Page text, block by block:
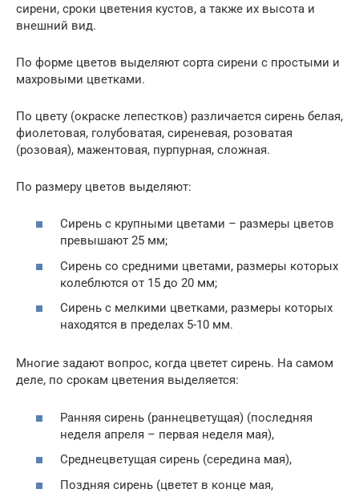
сирени, сроки цветения кустов, а также их высота и
внешний вид.
По форме цветов выделяют сорта сирени с простыми и
махровыми цветками.
По цвету (окраске лепестков) различается сирень белая,
фиолетовая, голубоватая, сиреневая, розоватая
(розовая), мажентовая, пурпурная, сложная.
По размеру цветов выделяют:
Сирень с крупными цветами – размеры цветов
превышают 25 мм;
Сирень со средними цветами, размеры которых
колеблются от 15 до 20 мм;
Сирень с мелкими цветками, размеры которых
находятся в пределах 5-10 мм.
Многие задают вопрос, когда цветет сирень. На самом
деле, по срокам цветения выделяется:
Ранняя сирень (раннецветущая) (последняя
неделя апреля – первая неделя мая),
Среднецветущая сирень (середина мая),
Поздняя сирень (цветет в конце мая,